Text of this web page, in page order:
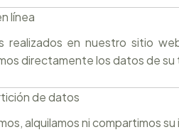
línea
realizados en nuestro sitio
directamente los datos de su
de datos
alquilamos ni compartimos